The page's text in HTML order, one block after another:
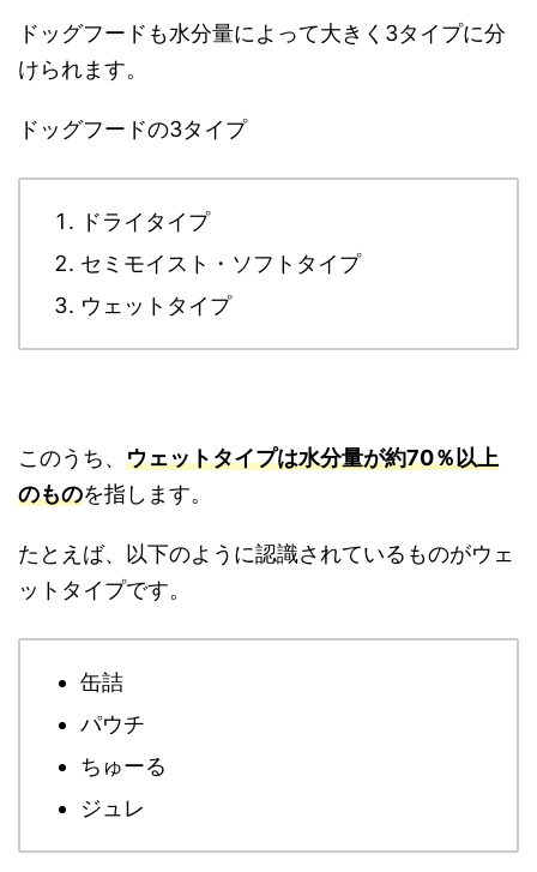
ドッグフードも水分量によって大きく3タイプに分
けられます。
ドッグフードの3タイプ
ドライタイプ
セミモイスト・ソフトタイプ
ウェットタイプ
このうち、 ウェットタイプは水分量が約70％以上
のものを指します。
たとえば、以下のように認識されているものがウェ
ットタイプです。
缶詰
パウチ
ちゅーる
ジュレ